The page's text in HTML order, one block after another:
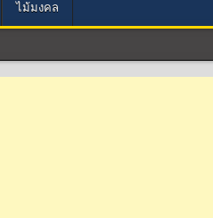
ไม้มงคล